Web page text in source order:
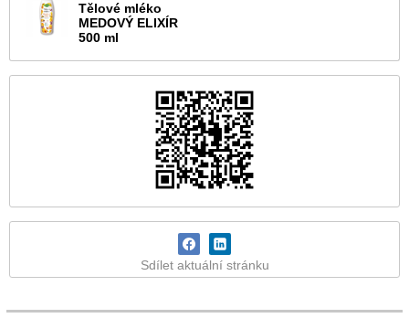
Tělové mléko
MEDOVÝ ELIXÍR
500 ml
Sdílet aktuální stránku